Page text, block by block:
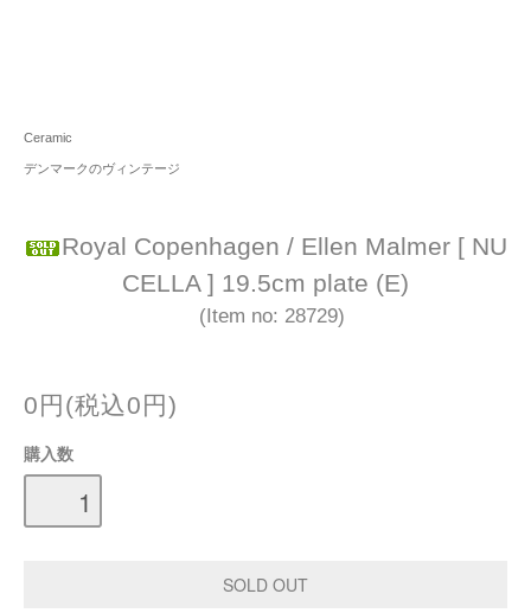
Ceramic
デンマークのヴィンテージ
Royal Copenhagen / Ellen Malmer [ NU
CELLA ] 19.5cm plate (E)
(Item no: 28729)
0円(税込0円)
購入数